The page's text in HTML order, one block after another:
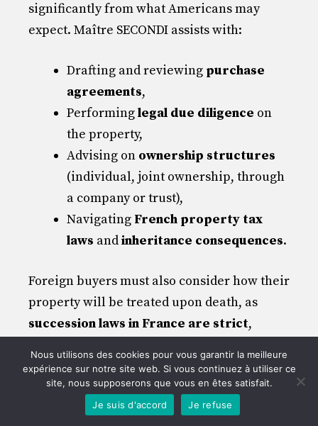
significantly from what Americans may
expect. Maître SECONDI assists with:
Drafting and reviewing purchase
agreements,
Performinglegal due diligence on
the property,
Advising on ownership structures
(individual, joint ownership, through
a company or trust),
Navigating French property tax
laws andinheritance consequences.
Foreign buyers must also consider how their
property will be treated upon death, as
succession laws in France are strict,
Real Estate Transactions in the
U.S. for French Citizens
Nous utilisons des cookies pour vous garantir la meilleure
expérience sur notre site web. Si vous continuez à utiliser ce
site, nous supposerons que vous en êtes satisfait.
Je suis d'accord
Je refuse